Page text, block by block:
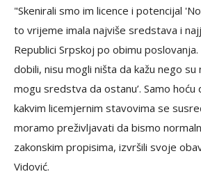
"Skenirali smo im licence i potencijal
to vrijeme imala najviše sredstava i
Republici Srpskoj po obimu
dobili, nisu mogli ništa da kažu nego su
mogu sredstva da ostanu’. Samo hoću
kakvim licemjernim stavovima se
moramo preživljavati da bismo
zakonskim propisima, izvršili svoje
Vidović.